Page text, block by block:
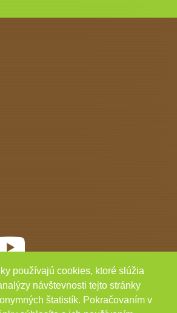
novinky
používajú cookies, ktoré slúžia
návštevnosti tejto stránky
štatistík. Pokračovaním v